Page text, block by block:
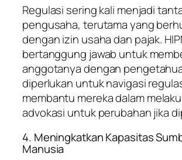
Regulasi sering kali menjadi
pengusaha, terutama yang
dengan izin usaha dan pajak.
bertanggung jawab untuk
anggotanya dengan
diperlukan untuk navigasi
membantu mereka dalam
advokasi untuk perubahan jika
4. Meningkatkan Kapasitas
Manusia